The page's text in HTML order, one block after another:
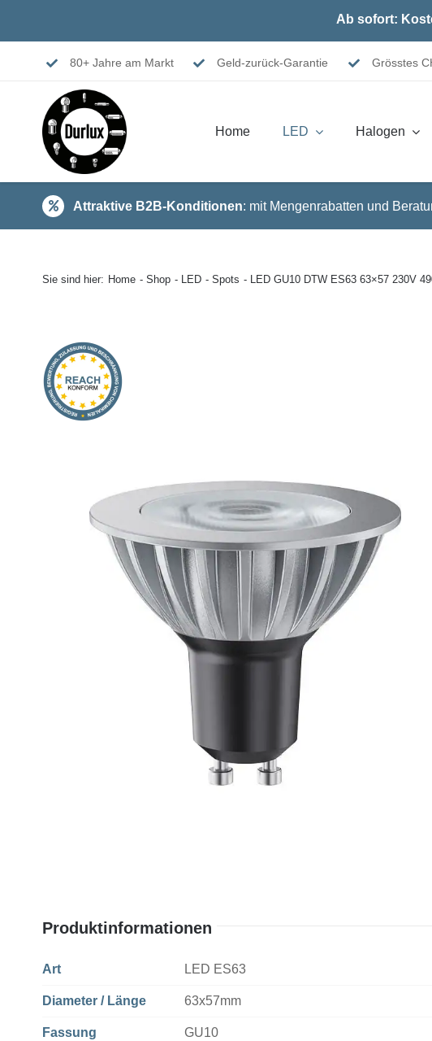
Ab sofort:
80+ Jahre am Markt Geld-zurück-Garantie Grösstes
Home LED Halogen
Attraktive B2B-Konditionen: mit Mengenrabatten und
Sie sind hier: Home Shop LED Spots LED GU10 DTW ES63 63×57 230V
Produktinformationen
Art LED ES63
Diameter / Länge 63x57mm
Fassung GU10